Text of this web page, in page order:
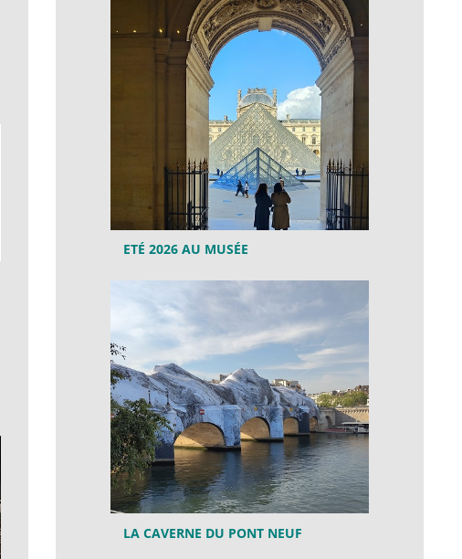
ETÉ 2026 AU MUSÉE
LA CAVERNE DU PONT NEUF